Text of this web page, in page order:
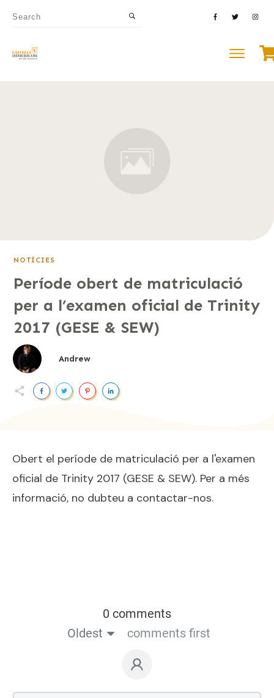
NOTÍCIES
Període obert de matriculació
per a l’examen oficial de Trinity
2017 (GESE & SEW)
Andrew
Obert el període de matriculació per a l'examen
oficial de Trinity 2017 (GESE & SEW). Per a més
informació, no dubteu a contactar-nos.
0 comments
Oldest
comments first